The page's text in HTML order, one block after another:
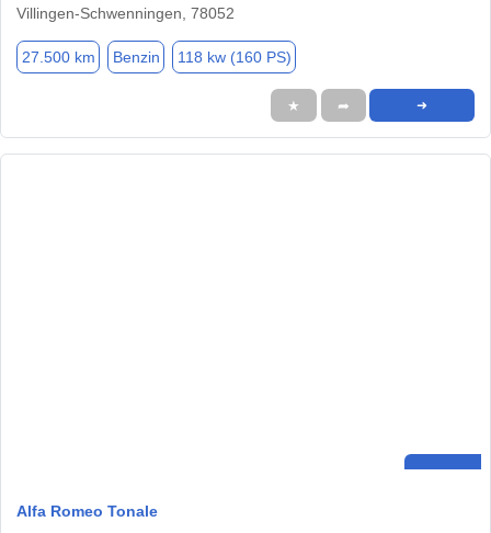
Villingen-Schwenningen, 78052
27.500 km Benzin 118 kw (160 PS)
★ ➦ ➜
Alfa Romeo Tonale